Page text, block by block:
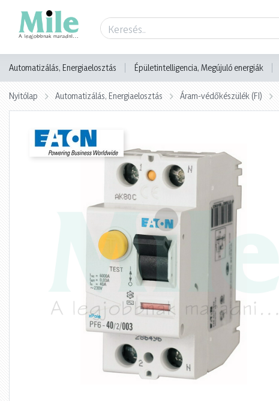
Automatizálás, Energiaelosztás Épületintelligencia, Megújuló energiák
Nyitólap Automatizálás, Energiaelosztás Áram-védőkészülék (FI)
Termék adatlap